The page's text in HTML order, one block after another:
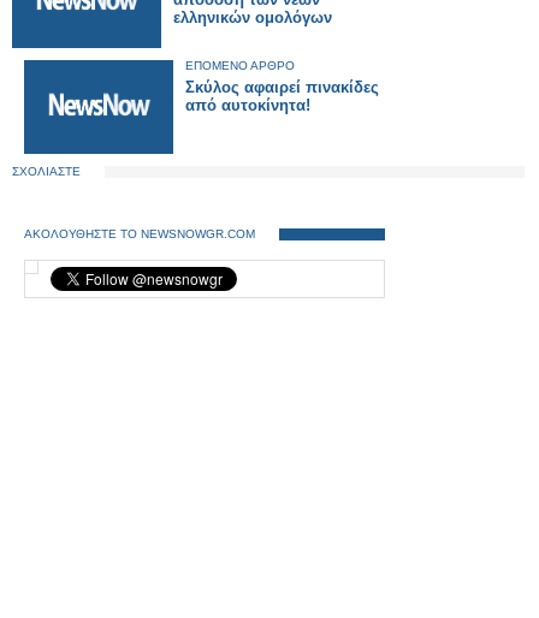
ελληνικών ομολόγων
ΕΠΟΜΕΝΟ ΑΡΘΡΟ
Σκύλος αφαιρεί πινακίδες
από αυτοκίνητα!
ΣΧΟΛΙΑΣΤΕ
ΑΚΟΛΟΥΘΗΣΤΕ ΤΟ NEWSNOWGR.COM